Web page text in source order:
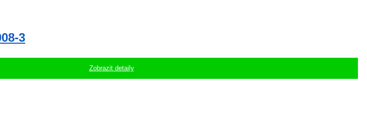
3
Zobrazit detaily